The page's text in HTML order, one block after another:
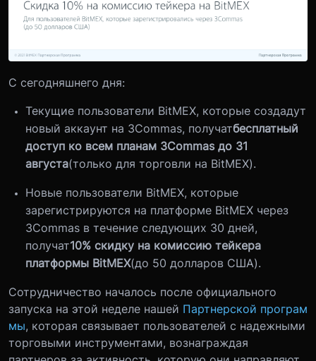
С сегодняшнего дня:
Текущие пользователи BitMEX, которые создадут
новый аккаунт на 3Commas, получатбесплатный
доступ ко всем планам 3Commas до 31
августа(только для торговли на BitMEX).
Новые пользователи BitMEX, которые
зарегистрируются на платформе BitMEX через
3Commas в течение следующих 30 дней,
получат10% скидку на комиссию тейкера
платформы BitMEX(до 50 долларов США).
Сотрудничество началось после официального
запуска на этой неделе нашей Партнерской програм
мы, которая связывает пользователей с надежными
торговыми инструментами, вознаграждая